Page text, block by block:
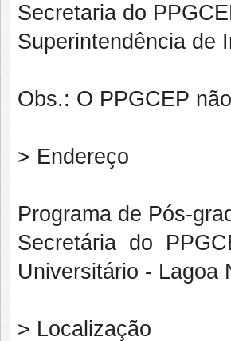
Secretaria do
Superintendência de
Obs.: O PPGCEP
> Endereço
Programa de Pós-
Secretária do
Universitário - Lagoa
> Localização